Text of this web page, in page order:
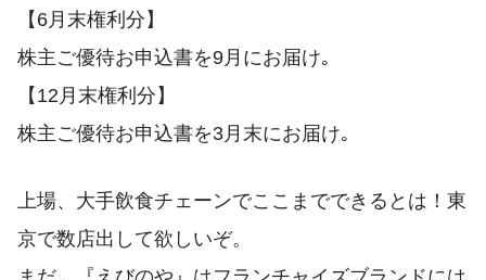
【6月末権利分】
株主ご優待お申込書を9月にお届け｡
【12月末権利分】
株主ご優待お申込書を3月末にお届け｡
上場、大手飲食チェーンでここまでできるとは！東
京で数店出して欲しいぞ。